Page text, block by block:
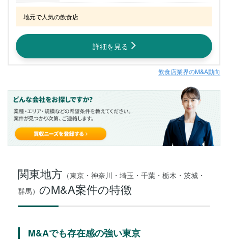
地元で人気の飲食店
詳細を見る
飲食店業界のM&A動向
関東地方 （東京・神奈川・埼玉・千葉・栃木・茨城・
群馬） のM&A案件の特徴
M&Aでも存在感の強い東京